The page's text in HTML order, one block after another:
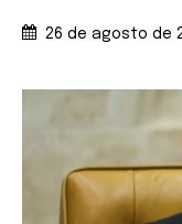
26 de agosto de